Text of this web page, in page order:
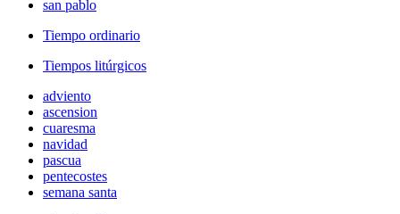
san pablo
Tiempo ordinario
Tiempos litúrgicos
adviento
ascension
cuaresma
navidad
pascua
pentecostes
semana santa